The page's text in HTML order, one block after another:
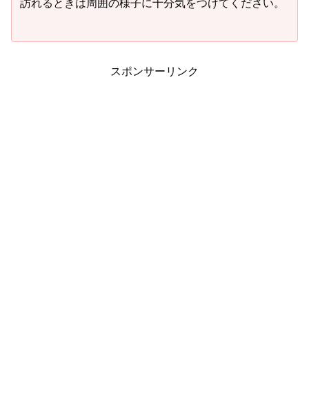
訪れるときは周囲の様子に十分気をつけてください。
スポンサーリンク